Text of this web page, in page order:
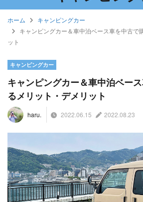
ホーム
キャンピングカー
キャンピングカー＆車中泊ベース車を中古で
ット
キャンピングカー
キャンピングカー＆車中泊ベー
るメリット・デメリット
haru. 2022.06.15 2022.08.23